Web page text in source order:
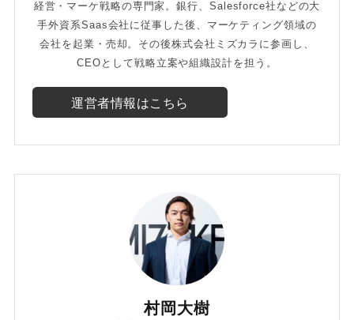
経営・マーケ戦略の専門家。銀行、Salesforce社などの大
手外資系Saas会社に従事した後、マーケティング領域の
会社を起業・売却。その後株式会社ミズカラに参画し、
CEOとして戦略立案や組織設計を担う。
運営者情報はこちら
村岡大樹